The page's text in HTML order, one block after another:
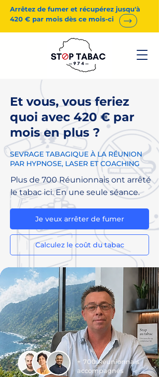
Arrêtez de fumer et récupérez jusqu'à
420 € par mois dès ce mois-ci
Et vous, vous feriez
quoi avec 420 € par
mois en plus ?
SEVRAGE TABAGIQUE À LA RÉUNION
PAR HYPNOSE, LASER ET COACHING
Plus de 700 Réunionnais ont arrêté
le tabac ici. En une seule séance.
Je veux arrêter de fumer
Calculez le coût du tabac
+ 700 Réunionnais
accompagnés